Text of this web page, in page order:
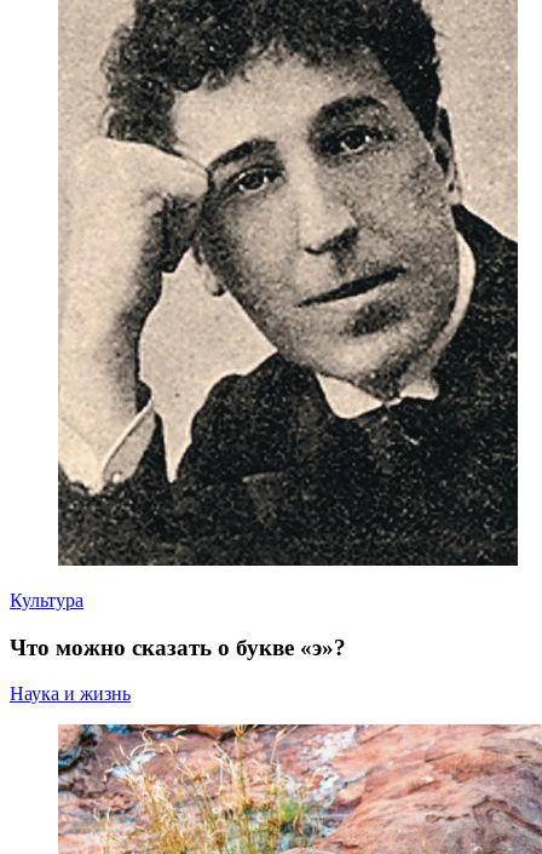
Культура
Что можно сказать о букве «э»?
Наука и жизнь